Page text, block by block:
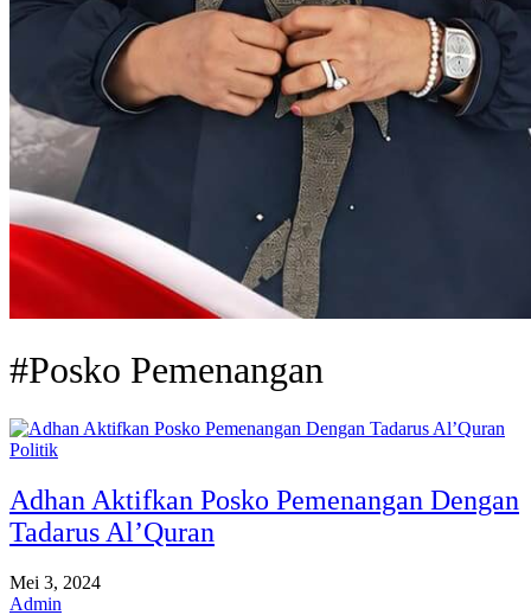
#Posko Pemenangan
Politik
Adhan Aktifkan Posko Pemenangan Dengan
Tadarus Al’Quran
Mei 3, 2024
Admin